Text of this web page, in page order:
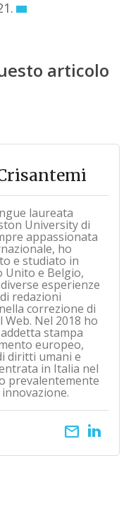
articolo
laureata
University di
appassionata
ho
e studiato in
Unito e Belgio,
esperienze
redazioni
correzione di
Nel 2018 ho
stampa
europeo,
diritti umani e
in Italia nel
prevalentemente
email